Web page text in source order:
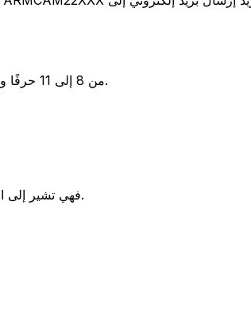
تتألف رموز سويفت/رموز سويفت/رمز معرّف العميل الدولي (SWIFT/BIC) من 8 إلى 11 حرفًا ورقمًا لتحديد بنك وفرع معين في العالم.
تحدد هذه الأرقام الثلاثة فرعًا معينًا. رموز BIC التي تنتهي بـ "XXX"، فهي تشير إلى المكتب الرئيسي للبنك.